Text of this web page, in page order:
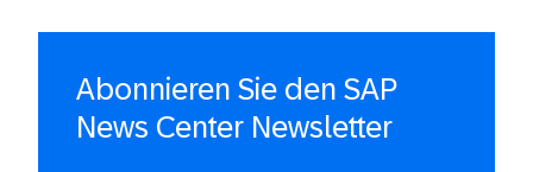
Abonnieren Sie den SAP
News Center Newsletter